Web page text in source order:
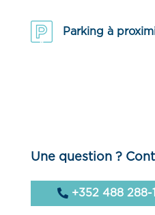
Parking à
Une question ?
+352 488 288-1